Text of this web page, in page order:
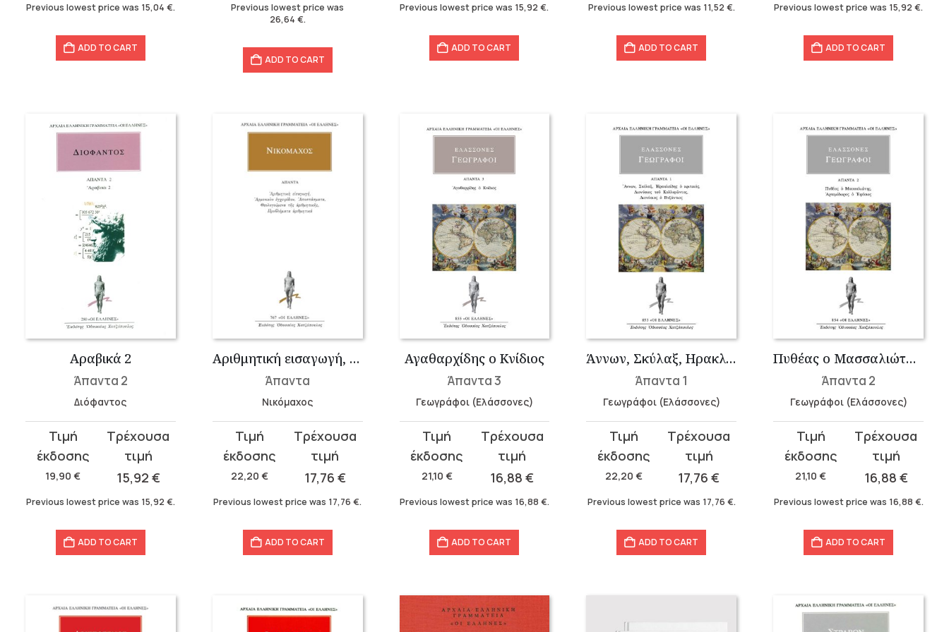
Previous lowest price was 15,04 €.
ADD TO CART
Previous lowest price was
26,64 €.
ADD TO CART
Previous lowest price was 15,92€.
ADD TO CART
Previous lowest price was 11,52 €.
ADD TO CART
Previous lowest price was 15,92€.
ADD TO CART
Αραβικά 2
Άπαντα 2
Διόφαντος
19,90€
Original
price
was:
19,90 €.
15,92 €
Current
price
15,92 €.
Previous lowest price was 15,92 €.
ADD TO CART
Αριθμητική εισαγωγή, Αρμονικόν εγχειρίδιον, Αποσπάσματα, Θεολογο...
Άπαντα
Νικόμαχος
22,20€
Original
price
was:
22,20 €.
17,76 €
Current
price
17,76 €.
Previous lowest price was 17,76€.
ADD TO CART
Αγαθαρχίδης ο Κνίδιος
Άπαντα 3
Γεωγράφοι (Ελάσσονες)
21,10 €
Original
price
was:
21,10 €.
16,88€
Current
price
16,88 €.
Previous lowest price was 16,88 €.
ADD TO CART
Άννων, Σκύλαξ, Ηρακλείδης ο κριτικός, Διονύσιος του Καλλιφώντος, Δ...
Άπαντα 1
Γεωγράφοι (Ελάσσονες)
22,20€
Original
price
was:
22,20 €.
17,76€
Current
price
17,76 €.
Previous lowest price was 17,76 €.
ADD TO CART
Πυθέας ο Μασσαλιώτης, Αρτεμίδωρος ο Εφέσιος
Άπαντα 2
Γεωγράφοι (Ελάσσονες)
21,10€
Original
price
was:
21,10 €.
16,88 €
Current
price
16,88 €.
Previous lowest price was 16,88 €.
ADD TO CART